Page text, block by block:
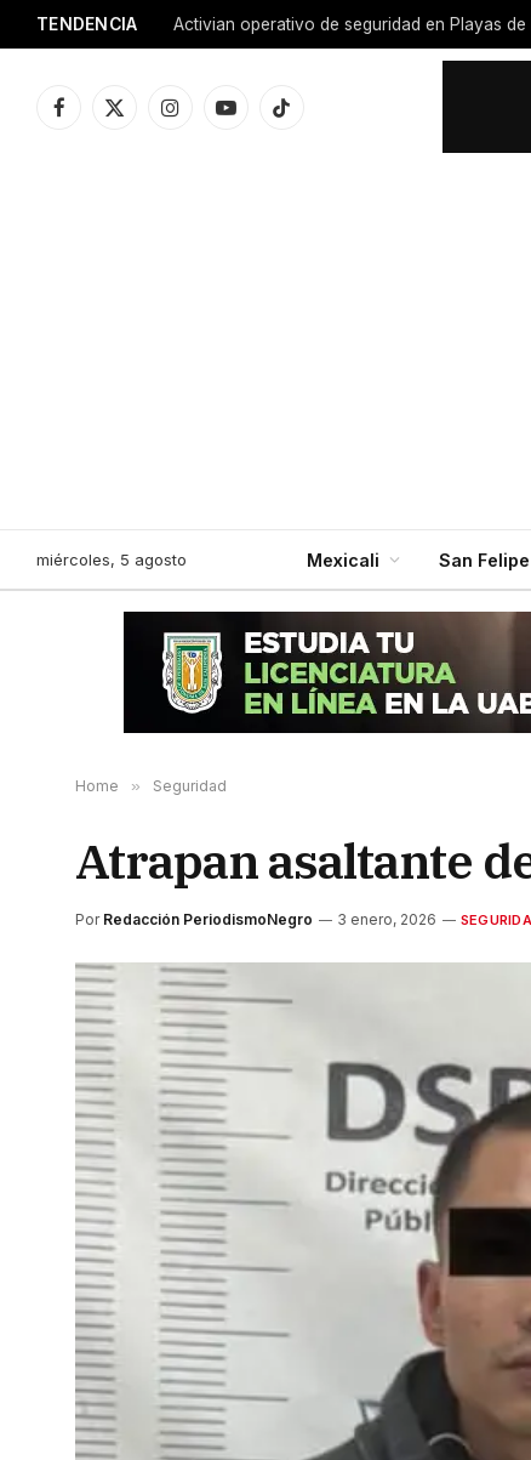
TENDENCIA Activian operativo de seguridad en Playas de
Facebook
X
InstagramYouTubeTikTok
miércoles, 5 agosto Mexicali San Felipe
Home » Seguridad
Atrapan asaltante
Por Redacción PeriodismoNegro 3 enero, 2026